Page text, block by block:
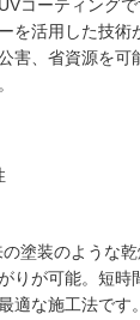
コーティング
を活用した技術
害、省資源を可
塗装のような
りが可能。短時
適な施工法です